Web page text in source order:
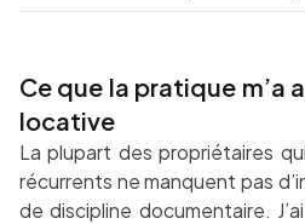
Ce que la pratique m’a
locative
La plupart des propriétaires
récurrents ne manquent pas
de discipline documentaire.